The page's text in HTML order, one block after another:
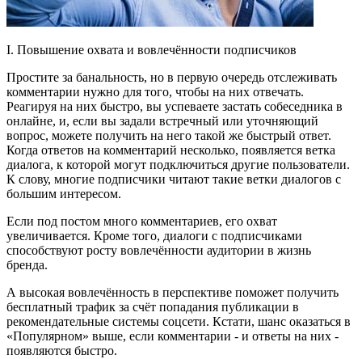
I. Повышение охвата и вовлечённости подписчиков
Простите за банальность, но в первую очередь отслеживать
комментарии нужно для того, чтобы на них отвечать.
Реагируя на них быстро, вы успеваете застать собеседника в
онлайне, и, если вы задали встречный или уточняющий
вопрос, можете получить на него такой же быстрый ответ.
Когда ответов на комментарий несколько, появляется ветка
диалога, к которой могут подключиться другие пользователи.
К слову, многие подписчики читают такие ветки диалогов с
большим интересом.
Если под постом много комментариев, его охват
увеличивается. Кроме того, диалоги с подписчиками
способствуют росту вовлечённости аудитории в жизнь
бренда.
А высокая вовлечённость в перспективе поможет получить
бесплатный трафик за счёт попадания публикации в
рекомендательные системы соцсети. Кстати, шанс оказаться в
«Популярном» выше, если комментарии - и ответы на них -
появляются быстро.